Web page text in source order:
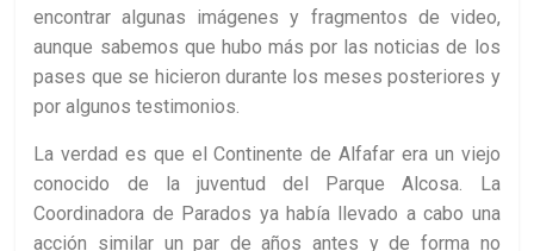
encontrar algunas imágenes y fragmentos de video,
aunque sabemos que hubo más por las noticias de los
pases que se hicieron durante los meses posteriores y
por algunos testimonios.
La verdad es que el Continente de Alfafar era un viejo
conocido de la juventud del Parque Alcosa. La
Coordinadora de Parados ya había llevado a cabo una
acción similar un par de años antes y de forma no